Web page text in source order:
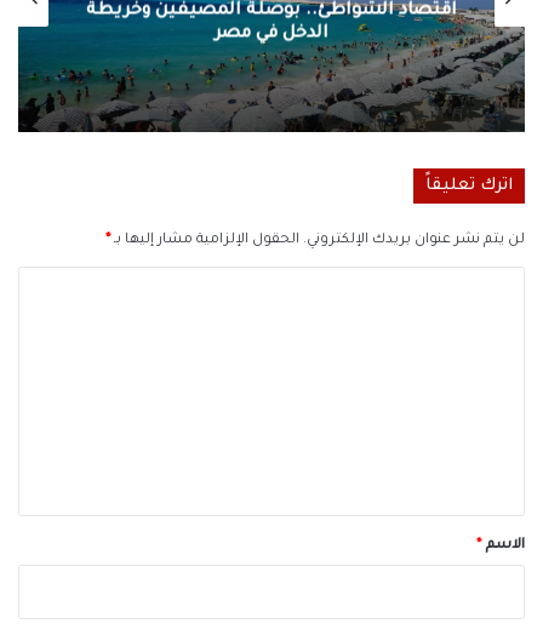
اقتصاد الشواطئ.. بوصلة المصيفين وخريطة
الدخل في مصر
اترك تعليقاً
لن يتم نشر عنوان بريدك الإلكتروني. الحقول الإلزامية مشار إليها بـ*
*الاسم*